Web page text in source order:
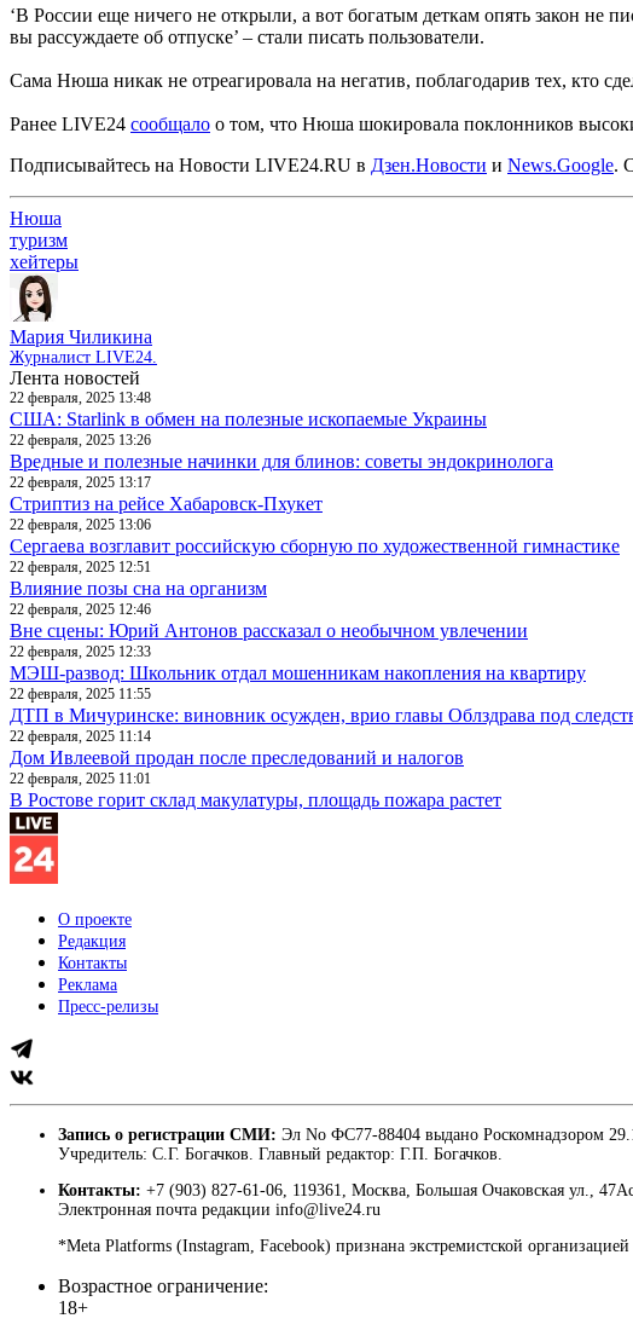
‘В России еще ничего не открыли, а вот богатым деткам опять закон не
вы рассуждаете об отпуске’ – стали писать пользователи.
Сама Нюша никак не отреагировала на негатив, поблагодарив тех, кто
Ранее LIVE24 сообщало о том, что Нюша шокировала поклонников
Подписывайтесь на Новости LIVE24.RU в Дзен.Новости и News.Google.
Нюша
туризм
хейтеры
Мария Чиликина
Журналист LIVE24.
Лента новостей
22 февраля, 2025 13:48
США: Starlink в обмен на полезные ископаемые Украины
22 февраля, 2025 13:26
Вредные и полезные начинки для блинов: советы эндокринолога
22 февраля, 2025 13:17
Стриптиз на рейсе Хабаровск-Пхукет
22 февраля, 2025 13:06
Сергаева возглавит российскую сборную по художественной гимнастике
22 февраля, 2025 12:51
Влияние позы сна на организм
22 февраля, 2025 12:46
Вне сцены: Юрий Антонов рассказал о необычном увлечении
22 февраля, 2025 12:33
МЭШ-развод: Школьник отдал мошенникам накопления на квартиру
22 февраля, 2025 11:55
ДТП в Мичуринске: виновник осужден, врио главы Облздрава под
22 февраля, 2025 11:14
Дом Ивлеевой продан после преследований и налогов
22 февраля, 2025 11:01
В Ростове горит склад макулатуры, площадь пожара растет
О проекте
Редакция
Контакты
Реклама
Пресс-релизы
Запись о регистрации СМИ: Эл No ФС77-88404 выдано Роскомнадзором
Учредитель: С.Г. Богачков. Главный редактор: Г.П. Богачков.
Контакты: +7 (903) 827-61-06, 119361, Москва, Большая Очаковская ул.,
Электронная почта редакции info@live24.ru
*Meta Platforms (Instagram, Facebook) признана экстремистской организацией
Возрастное ограничение:
18+